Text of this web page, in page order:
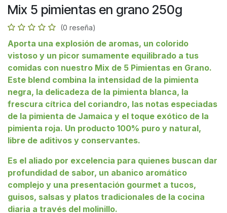
Mix 5 pimientas en grano 250g
(0 reseña)
Aporta una explosión de aromas, un colorido
vistoso y un picor sumamente equilibrado a tus
comidas con nuestro Mix de 5 Pimientas en Grano.
Este blend combina la intensidad de la pimienta
negra, la delicadeza de la pimienta blanca, la
frescura cítrica del coriandro, las notas especiadas
de la pimienta de Jamaica y el toque exótico de la
pimienta roja. Un producto 100% puro y natural,
libre de aditivos y conservantes.
Es el aliado por excelencia para quienes buscan dar
profundidad de sabor, un abanico aromático
complejo y una presentación gourmet a tucos,
guisos, salsas y platos tradicionales de la cocina
diaria a través del molinillo.